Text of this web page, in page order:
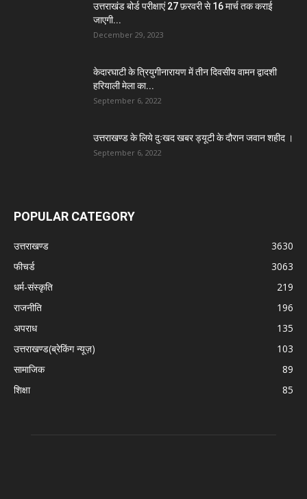
उत्तराखंड बोर्ड परीक्षाएं 27 फ़रवरी से 16 मार्च तक कराई
जाएगी...
December 29, 2023
केदारघाटी के त्रियुगीनारायण में तीन दिवसीय वामन द्वादशी
हरियाली मेला का...
September 6, 2022
उत्तराखण्ड के लिये दुःखद खबर ड्यूटी के दौरान जवान शहीद ।
September 6, 2022
POPULAR CATEGORY
उत्तराखण्ड
3630
फीचर्ड
3063
धर्म-संस्कृति
219
राजनीति
196
अपराध
135
उत्तराखण्ड(ब्रेकिंग न्यूज़)
103
सामाजिक
89
शिक्षा
85